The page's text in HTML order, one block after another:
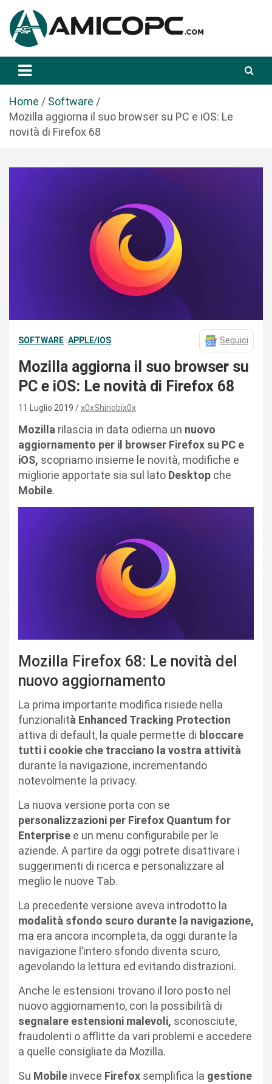
a
Amicopc.com
Home
Software
Mozilla aggiorna il suo browser su PC e iOS: Le
novità di Firefox 68
SOFTWARE APPLE/IOS Seguici
Mozilla aggiorna il suo browser su
PC e iOS: Le novità di Firefox 68
11 Luglio 2019 x0xShinobix0x
Mozilla rilascia in data odierna un nuovo
aggiornamento per il browser Firefox su PC e
iOS, scopriamo insieme le novità, modifiche e
migliorie apportate sia sul lato Desktop che
Mobile.
Mozilla Firefox 68: Le novità del
nuovo aggiornamento
La prima importante modifica risiede nella
funzionalità Enhanced Tracking Protection
attiva di default, la quale permette di bloccare
tutti i cookie che tracciano la vostra attività
durante la navigazione, incrementando
notevolmente la privacy.
La nuova versione porta con se
personalizzazioni per Firefox Quantum for
Enterprise e un menu configurabile per le
aziende. A partire da oggi potrete disattivare i
suggerimenti di ricerca e personalizzare al
meglio le nuove Tab.
La precedente versione aveva introdotto la
modalità sfondo scuro durante la navigazione,
ma era ancora incompleta, da oggi durante la
navigazione l’intero sfondo diventa scuro,
agevolando la lettura ed evitando distrazioni.
Anche le estensioni trovano il loro posto nel
nuovo aggiornamento, con la possibilità di
segnalare estensioni malevoli, sconosciute,
fraudolenti o afflitte da vari problemi e accedere
a quelle consigliate da Mozilla.
Su Mobile invece Firefox semplifica la gestione